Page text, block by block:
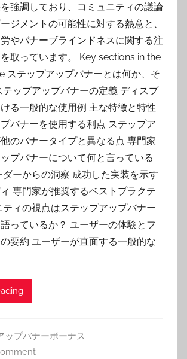
強調しており、コミュニティの議論
ジメントの可能性に対する熱意と、
やバナーブラインドネスに関する注
取っています。 Key sections in the
ステップアップバナーとは何か、そ
ップアップバナーの定義 ディスプ
る一般的な使用例 主な特徴と特性
バナーを使用する利点 ステップア
のバナータイプと異なる点 専門家
プバナーについて何と言っている
ーからの洞察 成功した実装を示す
専門家が推奨するベストプラクテ
ティの視点はステップアップバナー
っているか？ ユーザーの体験とフ
要約 ユーザーが直面する一般的な
ップバナーボーナス